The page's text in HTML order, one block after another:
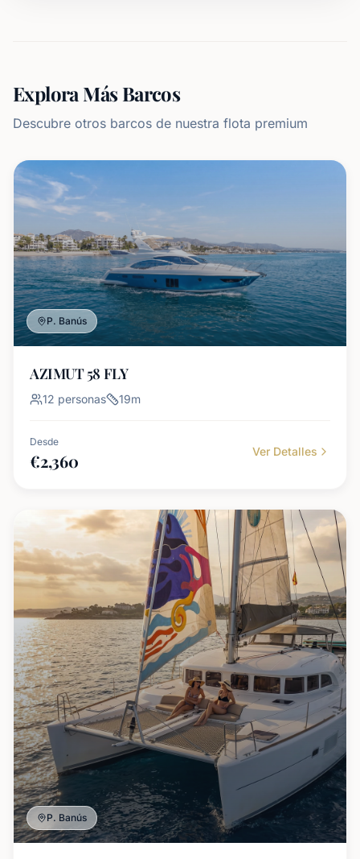
Explora Más Barcos
Descubre otros barcos de nuestra flota premium
P. Banús
AZIMUT 58 FLY
12 personas 19m
Desde
€2,360 Ver Detalles
P. Banús